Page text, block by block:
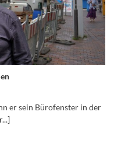
er sein Bürofenster in der